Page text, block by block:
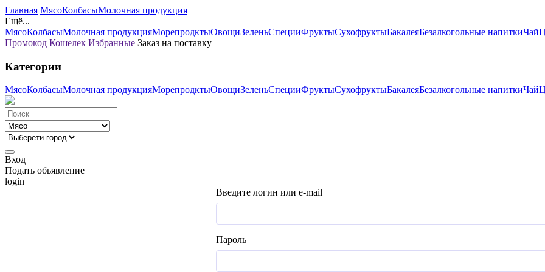
Главная МясоКолбасыМолочная продукция
Ещё...
МясоКолбасыМолочная продукцияМорепродктыОвощиЗеленьСпецииФруктыСухофруктыБакалеяБезалкогольные напиткиЧай
Промокод Кошелек Избранные Заказ на поставку
Категории
МясоКолбасыМолочная продукцияМорепродктыОвощиЗеленьСпецииФруктыСухофруктыБакалеяБезалкогольные напиткиЧай
Вход
Подать обьявление
login
Введите логин или e-mail
Пароль